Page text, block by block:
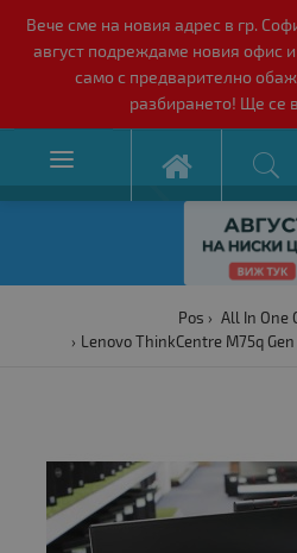
Вече сме на новия адрес в гр.
август подреждаме новия офис
само с предварително
разбирането! Ще се

Pos
All In One
Lenovo ThinkCentre M75q